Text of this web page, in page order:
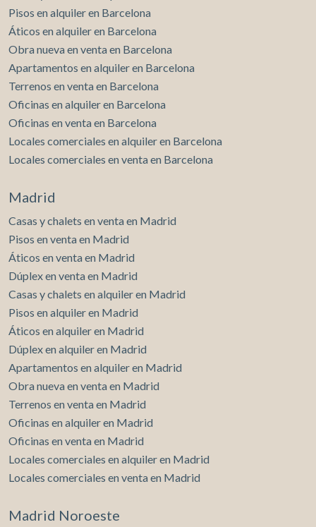
rápidas por C31 y B20, aeropuerto de Barcelona a pocos
minutos. Las viviendas están equipadas con
electrodomésticos de última generación, iluminación LED
de bajo consumo y calificación energética A, para que
vivas con estilo y cuides del planeta al mismo tiempo. Un
nuevo nivel de vida te espera.
Pisos en alquiler en Barcelona
Áticos en alquiler en Barcelona
Obra nueva en venta en Barcelona
Apartamentos en alquiler en Barcelona
Terrenos en venta en Barcelona
Oficinas en alquiler en Barcelona
Oficinas en venta en Barcelona
Locales comerciales en alquiler en Barcelona
Locales comerciales en venta en Barcelona
Madrid
Casas y chalets en venta en Madrid
Pisos en venta en Madrid
Áticos en venta en Madrid
Dúplex en venta en Madrid
Casas y chalets en alquiler en Madrid
Pisos en alquiler en Madrid
Áticos en alquiler en Madrid
Dúplex en alquiler en Madrid
Apartamentos en alquiler en Madrid
Obra nueva en venta en Madrid
Terrenos en venta en Madrid
Oficinas en alquiler en Madrid
Oficinas en venta en Madrid
Locales comerciales en alquiler en Madrid
Locales comerciales en venta en Madrid
Madrid Noroeste